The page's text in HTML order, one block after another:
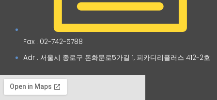
Fax . 02-742-5788
Adr . 서울시 종로구 돈화문로5가길 1, 피카디리플러스 412-2호